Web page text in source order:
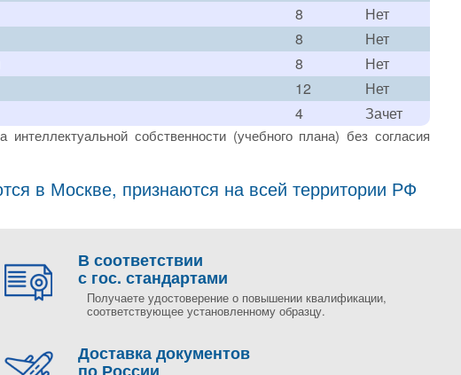
8
Нет
8
Нет
8
Нет
12
Нет
4 Зачет
собственности (учебного плана) без согласия
в Москве, признаются на всей территории РФ
В соответствии
с гос. стандартами
Получаете удостоверение о повышении квалификации,
соответствующее установленному образцу.
Доставка документов